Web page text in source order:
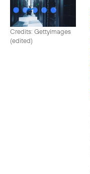
Credits: Gettyimages
(edited)